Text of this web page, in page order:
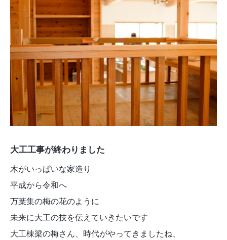
大工工事が終わりました
木がいっぱいな家造り
平成から令和へ
万葉集の梅の花のように
未来に大工の技を伝えていきたいです
大工棟梁の梅さん、時代がやってきましたね、